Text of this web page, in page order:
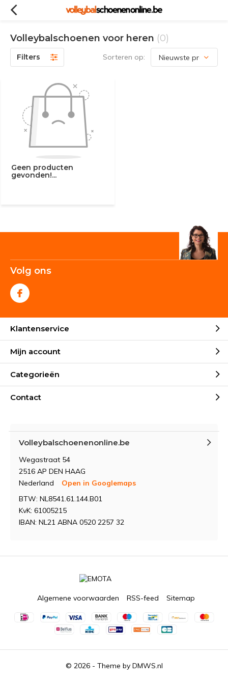
Volleybalschoenen voor heren (0)
Filters Sorteren op:
Geen producten
gevonden!...
Volg ons
Klantenservice
Mijn account
Categorieën
Contact
Volleybalschoenenonline.be
Wegastraat 54
2516 AP DEN HAAG
Nederland
Open in Googlemaps
BTW: NL8541.61.144.B01
KvK: 61005215
IBAN: NL21 ABNA 0520 2257 32
© 2026 - Theme by DMWS.nl
Algemene voorwaarden RSS-feed Sitemap